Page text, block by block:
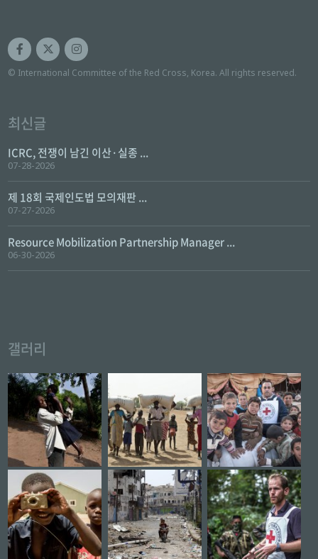
© International Committee of the Red Cross, Korea. All rights reserved.
최신글
ICRC, 전쟁이 남긴 이산·실종 ...
07-28-2026
제 18회 국제인도법 모의재판 ...
07-27-2026
Resource Mobilization Partnership Manager ...
06-30-2026
갤러리